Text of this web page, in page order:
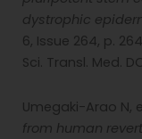
dystrophic
6, Issue 264, p.
Sci. Transl. Med.
Umegaki-Arao N,
from human